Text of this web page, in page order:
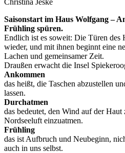
Saisonstart im Haus Wolfgang –
Frühling spüren.
Endlich ist es soweit: Die Türen des
wieder, und mit ihnen beginnt eine
Lachen und gemeinsamer Zeit.
Draußen erwacht die Insel
Ankommen
das heißt, die Taschen abzustellen
lassen.
Durchatmen
das bedeutet, den Wind auf der
Nordseeluft einzuatmen.
Frühling
das ist Aufbruch und Neubeginn,
auch in uns selbst.